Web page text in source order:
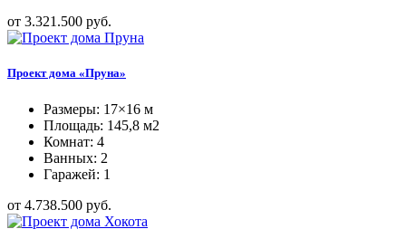
от 3.321.500 руб.
Проект дома «Пруна»
Размеры: 17×16 м
Площадь: 145,8 м2
Комнат: 4
Ванных: 2
Гаражей: 1
от 4.738.500 руб.